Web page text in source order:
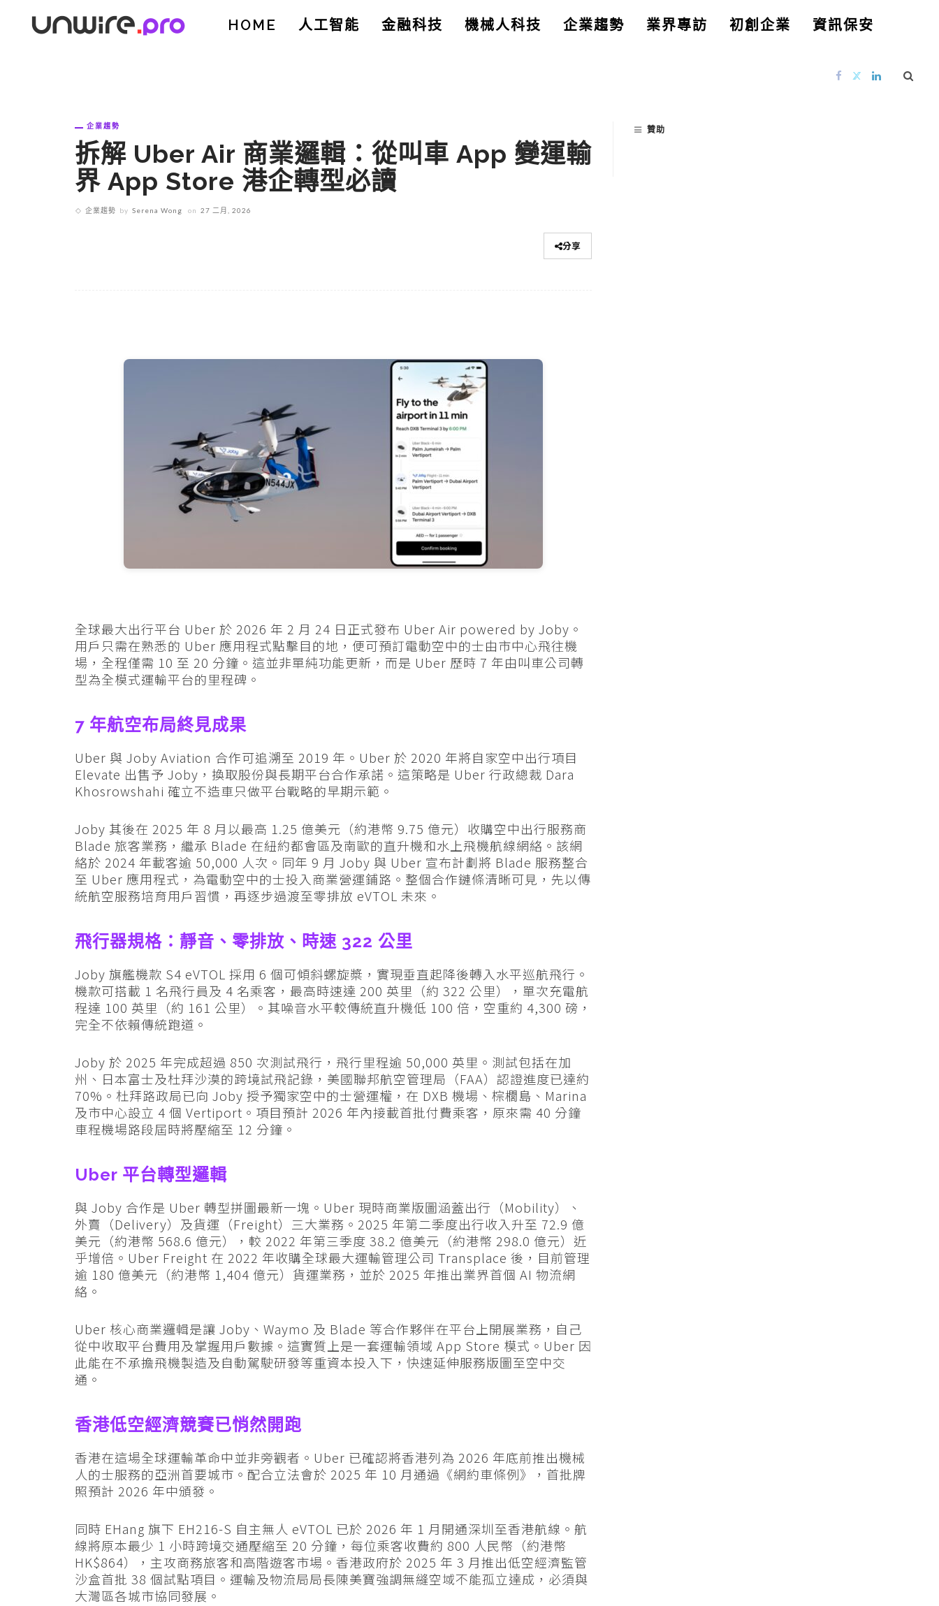
HOME 人工智能 金融科技 機械人科技 企業趨勢 業界專訪 初創企業 資訊保安
企業趨勢
拆解 Uber Air 商業邏輯：從叫車 App 變運輸
界 App Store 港企轉型必讀
企業趨勢 by Serena Wong on 27 二月, 2026
分享
全球最大出行平台 Uber 於 2026 年 2 月 24 日正式發布 Uber Air powered by Joby。
用戶只需在熟悉的 Uber 應用程式點擊目的地，便可預訂電動空中的士由市中心飛往機
場，全程僅需 10 至 20 分鐘。這並非單純功能更新，而是 Uber 歷時 7 年由叫車公司轉
型為全模式運輸平台的里程碑。
7 年航空布局終見成果
Uber 與 Joby Aviation 合作可追溯至 2019 年。Uber 於 2020 年將自家空中出行項目
Elevate 出售予 Joby，換取股份與長期平台合作承諾。這策略是 Uber 行政總裁 Dara
Khosrowshahi 確立不造車只做平台戰略的早期示範。
Joby 其後在 2025 年 8 月以最高 1.25 億美元（約港幣 9.75 億元）收購空中出行服務商
Blade 旅客業務，繼承 Blade 在紐約都會區及南歐的直升機和水上飛機航線網絡。該網
絡於 2024 年載客逾 50,000 人次。同年 9 月 Joby 與 Uber 宣布計劃將 Blade 服務整合
至 Uber 應用程式，為電動空中的士投入商業營運鋪路。整個合作鏈條清晰可見，先以傳
統航空服務培育用戶習慣，再逐步過渡至零排放 eVTOL 未來。
飛行器規格：靜音、零排放、時速 322 公里
Joby 旗艦機款 S4 eVTOL 採用 6 個可傾斜螺旋槳，實現垂直起降後轉入水平巡航飛行。
機款可搭載 1 名飛行員及 4 名乘客，最高時速達 200 英里（約 322 公里），單次充電航
程達 100 英里（約 161 公里）。其噪音水平較傳統直升機低 100 倍，空重約 4,300 磅，
完全不依賴傳統跑道。
Joby 於 2025 年完成超過 850 次測試飛行，飛行里程逾 50,000 英里。測試包括在加
州、日本富士及杜拜沙漠的跨境試飛記錄，美國聯邦航空管理局（FAA）認證進度已達約
70%。杜拜路政局已向 Joby 授予獨家空中的士營運權，在 DXB 機場、棕櫚島、Marina
及市中心設立 4 個 Vertiport。項目預計 2026 年內接載首批付費乘客，原來需 40 分鐘
車程機場路段屆時將壓縮至 12 分鐘。
Uber 平台轉型邏輯
與 Joby 合作是 Uber 轉型拼圖最新一塊。Uber 現時商業版圖涵蓋出行（Mobility）、
外賣（Delivery）及貨運（Freight）三大業務。2025 年第二季度出行收入升至 72.9 億
美元（約港幣 568.6 億元），較 2022 年第三季度 38.2 億美元（約港幣 298.0 億元）近
乎增倍。Uber Freight 在 2022 年收購全球最大運輸管理公司 Transplace 後，目前管理
逾 180 億美元（約港幣 1,404 億元）貨運業務，並於 2025 年推出業界首個 AI 物流網
絡。
Uber 核心商業邏輯是讓 Joby、Waymo 及 Blade 等合作夥伴在平台上開展業務，自己
從中收取平台費用及掌握用戶數據。這實質上是一套運輸領域 App Store 模式。Uber 因
此能在不承擔飛機製造及自動駕駛研發等重資本投入下，快速延伸服務版圖至空中交
通。
香港低空經濟競賽已悄然開跑
香港在這場全球運輸革命中並非旁觀者。Uber 已確認將香港列為 2026 年底前推出機械
人的士服務的亞洲首要城市。配合立法會於 2025 年 10 月通過《網約車條例》，首批牌
照預計 2026 年中頒發。
同時 EHang 旗下 EH216-S 自主無人 eVTOL 已於 2026 年 1 月開通深圳至香港航線。航
線將原本最少 1 小時跨境交通壓縮至 20 分鐘，每位乘客收費約 800 人民幣（約港幣
HK$864），主攻商務旅客和高階遊客市場。香港政府於 2025 年 3 月推出低空經濟監管
沙盒首批 38 個試點項目。運輸及物流局局長陳美寶強調無縫空域不能孤立達成，必須與
大灣區各城市協同發展。
贊助